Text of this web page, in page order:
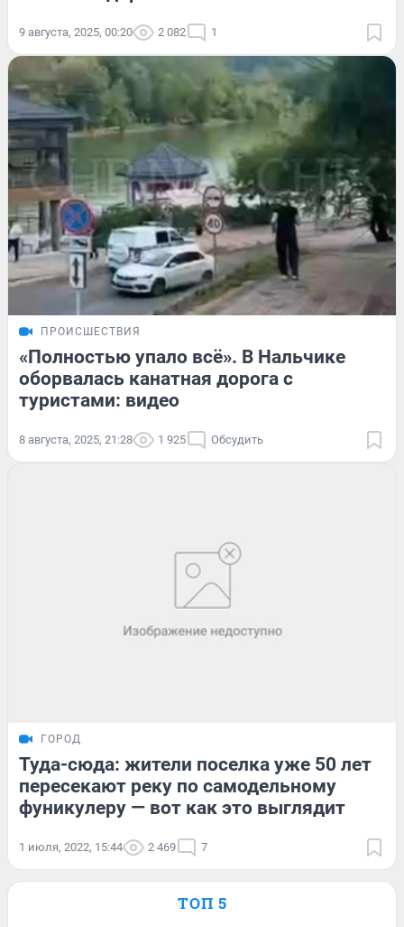
9 августа, 2025, 00:20 2 082 1
ПРОИСШЕСТВИЯ
«Полностью упало всё». В Нальчике
оборвалась канатная дорога с
туристами: видео
8 августа, 2025, 21:28 1 925 Обсудить
ГОРОД
Туда-сюда: жители поселка уже 50 лет
пересекают реку по самодельному
фуникулеру — вот как это выглядит
1 июля, 2022, 15:44 2 469 7
ТОП 5